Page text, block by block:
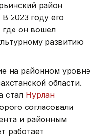
район
2023 году его
где он вошел
развитию
на районном уровне
области.
стал Нурлан
согласовали
и районным
работает